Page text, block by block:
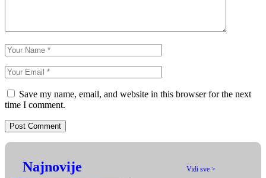
Save my name, email, and website in this browser for the next
time I comment.
Najnovije Vidi sve >